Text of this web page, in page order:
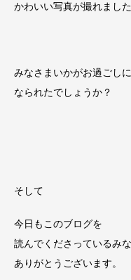
かわいい写真が撮れました
みなさまいかがお過ごしに
なられたでしょうか？
そして
今日もこのブログを
読んでくださっているみ
ありがとうございます。